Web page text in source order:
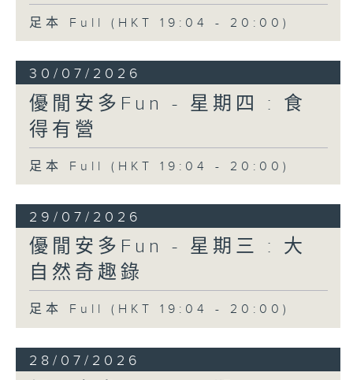
足本 Full (HKT 19:04 - 20:00)
30/07/2026
優閒安多Fun - 星期四 : 食
得有營
足本 Full (HKT 19:04 - 20:00)
29/07/2026
優閒安多Fun - 星期三 : 大
自然奇趣錄
足本 Full (HKT 19:04 - 20:00)
28/07/2026